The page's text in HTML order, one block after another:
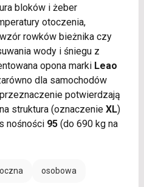
bloków i żeber
otoczenia,
rowków bieżnika czy
wody i śniegu z
opona marki Leao
dla samochodów
potwierdzają
struktura (oznaczenie XL)
nośności 95(do 690 kg na
osobowa